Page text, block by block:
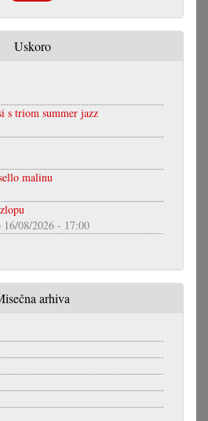
Uskoro
s triom summer jazz
malinu
16/08/2026 - 17:00
arhiva